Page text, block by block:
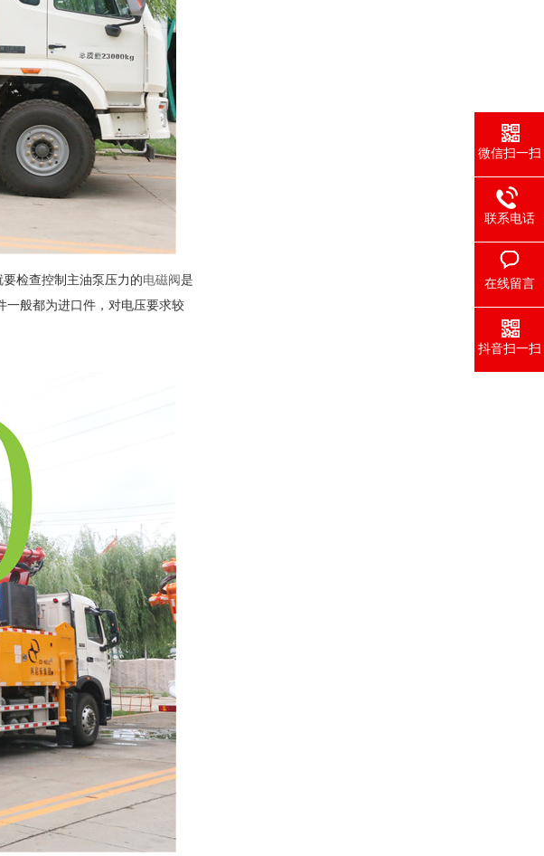
检查控制主油泵压力的电磁阀是
一般都为进口件，对电压要求较
微信扫一扫
联系电话
在线留言
抖音扫一扫